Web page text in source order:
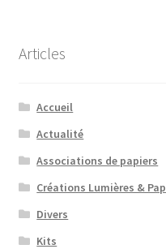
Articles
Accueil
Actualité
Associations de papiers
Créations Lumières &
Divers
Kits